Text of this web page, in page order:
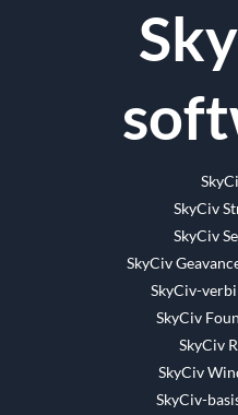
SkyCiv
SkyCiv
SkyCiv
SkyCiv-
SkyCiv
SkyCiv
SkyCiv
SkyCiv-